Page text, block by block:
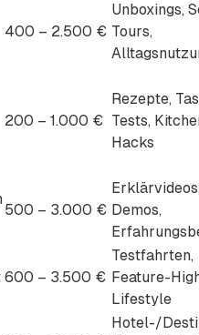
400 – 2.500 €
Unboxings,
Tours,
200 – 1.000 €
Rezepte,
Tests,
Hacks
500 – 3.000 € Demos,
600 – 3.500 €
Testfahrten,
Feature-
Lifestyle
Hotel-/